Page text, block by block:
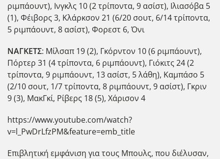
ριμπάουντ), Ινγκλς 10 (2 τρίποντα, 9 ασίστ), Ιλιασόβα 5
(1), Φέιβορς 3, Κλάρκσον 21 (6/20 σουτ, 6/14 τρίποντα,
5 ριμπάουντ, 8 ασίστ), Φορεστ 6, Όνι
ΝΑΓΚΕΤΣ: Μίλσαπ 19 (2), Γκόρντον 10 (6 ριμπάουντ),
Πόρτερ 31 (4 τρίποντα, 6 ριμπάουντ), Γιόκιτς 24 (2
τρίποντα, 9 ριμπάουντ, 13 ασίστ, 5 λάθη), Καμπάσο 5
(2/10 σουτ, 1/7 τρίποντα, 8 ριμπάουντ, 9 ασίστ), Γκριν
9 (3), ΜακΓκί, Ρίβερς 18 (5), Χάρισον 4
https://www.youtube.com/watch?
v=l_PwDrLfzPM&feature=emb_title
Επιβλητική εμφάνιση για τους Μπουλς, που διέλυσαν,